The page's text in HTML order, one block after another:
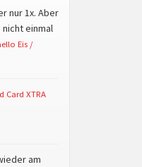
nur 1x. Aber
nicht einmal
Eis /
Card XTRA
am